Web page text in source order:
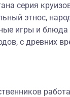
серия
этнос,
игры и блюда
с древних